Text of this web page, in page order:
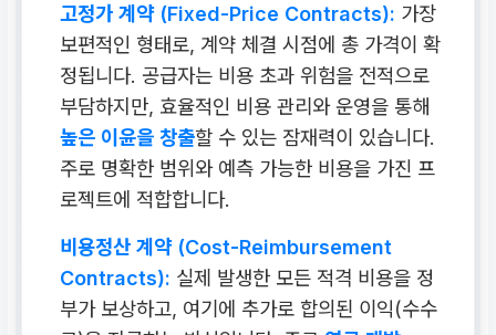
고정가 계약 (Fixed-Price Contracts): 가장
보편적인 형태로, 계약 체결 시점에 총 가격이 확
정됩니다. 공급자는 비용 초과 위험을 전적으로
부담하지만, 효율적인 비용 관리와 운영을 통해
높은 이윤을 창출할 수 있는 잠재력이 있습니다.
주로 명확한 범위와 예측 가능한 비용을 가진 프
로젝트에 적합합니다.
비용정산 계약 (Cost-Reimbursement
Contracts): 실제 발생한 모든 적격 비용을 정
부가 보상하고, 여기에 추가로 합의된 이익(수수